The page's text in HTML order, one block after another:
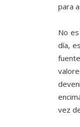
para
No
día,
vez